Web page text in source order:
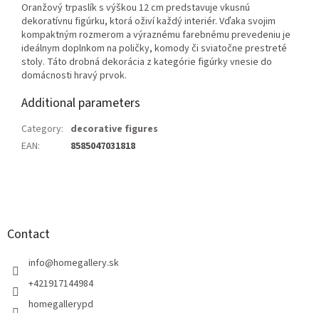
Oranžový trpaslík s výškou 12 cm predstavuje vkusnú
dekoratívnu figúrku, ktorá oživí každý interiér. Vďaka svojim
kompaktným rozmerom a výraznému farebnému prevedeniu je
ideálnym doplnkom na poličky, komody či sviatočne prestreté
stoly. Táto drobná dekorácia z kategórie figúrky vnesie do
domácnosti hravý prvok.
Additional parameters
Category: decorative figures
EAN: 8585047031818
Contact
info@homegallery.sk
+421917144984
homegallerypd